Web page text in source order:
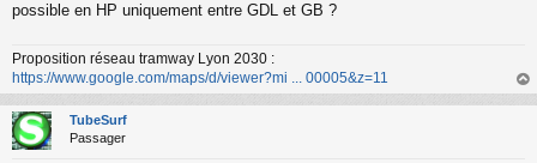
g
n
o
n
l
u
possible en HP uniquement entre GDL et GB ?
Proposition réseau tramway Lyon 2030 :
https://www.google.com/maps/d/viewer?mi ... 00005&z=11
au
TubeSurf
Passager